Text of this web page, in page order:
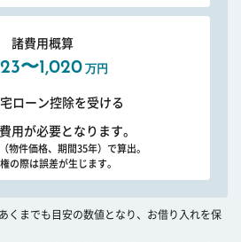
諸費用概算
〜1,020 万円
ローン控除を受ける
用が必要となります。
物件価格、期間35年）で算出。
の際は誤差が生じます。
くまでも目安の数値となり、お借り入れを保